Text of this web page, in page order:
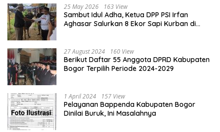
25 May 2026 163 View
Sambut Idul Adha, Ketua DPP PSI Irfan
Aghasar Salurkan 8 Ekor Sapi Kurban di
27 August 2024 160 View
Berikut Daftar 55 Anggota DPRD Kabupaten
Bogor Terpilih Periode 2024-2029
1 April 2024 157 View
Pelayanan Bappenda Kabupaten Bogor
Dinilai Buruk, Ini Masalahnya